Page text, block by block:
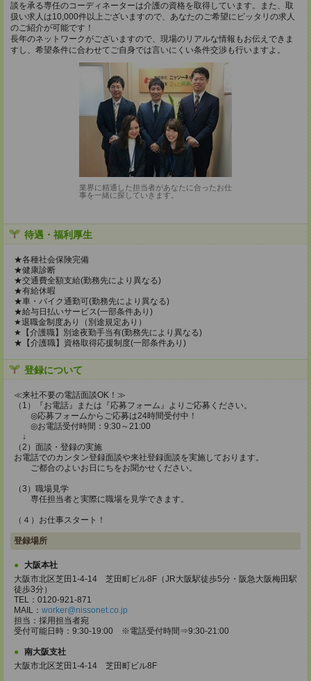
談を承る専任のコーディネーターは介護の資格を取得しています。また、取
扱い求人は10,000件以上ございますので、あなたのご希望にピッタリの求人
のご紹介が可能です！
長年のネットワークがございますので、現場のリアルな情報もお伝えできま
すし、希望条件に合わせてご自身では言いにくい条件交渉も行いますよ。
業界に精通した担当者があなたに合ったお仕
事を一緒に探していきます。
待遇・福利厚生
★各種社会保険完備
★健康診断
★交通費全額支給(勤務先により異なる)
★有給休暇
★車・バイク通勤可(勤務先により異なる)
★給与日払いサービス(一部条件あり)
★退職金制度あり（別途規定あり）
★【介護職】別途夜勤手当有(勤務先により異なる)
★【介護職】資格取得応援制度(一部条件あり)
登録について
≪来社不要の電話面談OK！≫
（1）『お電話』または『応募フォーム』よりご応募ください。
◎応募フォームからご応募は24時間受付中！
◎お電話受付時間：9:30～21:00
↓
（2）面談・登録の実施
お電話でのカンタン登録面談や来社登録面談を実施しております。
ご都合のよいお日にちをお聞かせください。
（3）職場見学
専任担当者と実際に職場を見学できます。
（４）お仕事スタート！
登録場所
大阪本社
大阪市北区芝田1-4-14 芝田町ビル8F（JR大阪駅徒歩5分・阪急大阪梅田駅
徒歩3分）
TEL：0120-921-871
MAIL： worker@nissonet.co.jp
担当：採用担当者宛
受付可能日時：9:30-19:00 ※電話受付時間⇒9:30-21:00
南大阪支社
大阪市北区芝田1-4-14 芝田町ビル8F